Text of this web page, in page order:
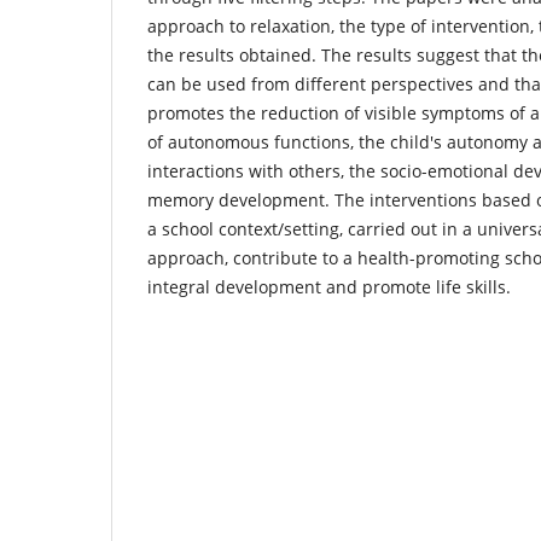
approach to relaxation, the type of
the results obtained. The results suggest that
can be used from different perspectives and
promotes the reduction of visible symptoms of
of autonomous functions, the child's autonomy
interactions with others, the socio-emotional
memory development. The interventions
a school context/setting, carried out in a
approach, contribute to a health-promoting
integral development and promote life skills.